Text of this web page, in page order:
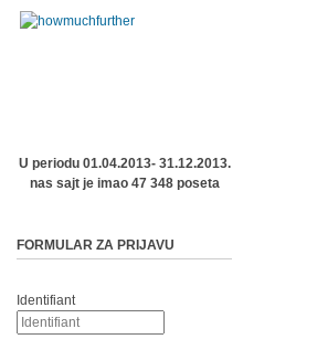
U periodu 01.04.2013- 31.12.2013.
nas sajt je imao 47 348 poseta
FORMULAR ZA PRIJAVU
Identifiant